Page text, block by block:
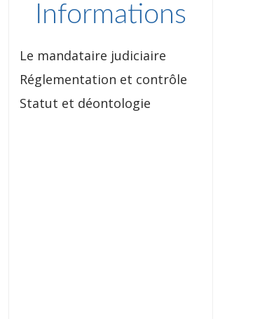
Informations
Le mandataire judiciaire
Réglementation et contrôle
Statut et déontologie